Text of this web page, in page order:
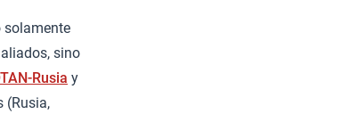
solamente
sino
Rusia y
(Rusia,